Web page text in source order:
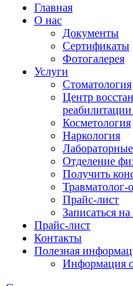
Главная
О нас
Документы
Сертификаты
Фотогалерея
Услуги
Стоматология
Центр
Косметология
Наркология
Отделение
Получить
Травматолог-
Прайс-лист
Записаться
Прайс-лист
Контакты
Полезная
Информация